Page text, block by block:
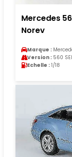
Mercedes
Norev
Marque :
Version : 560
Echelle : 1/18